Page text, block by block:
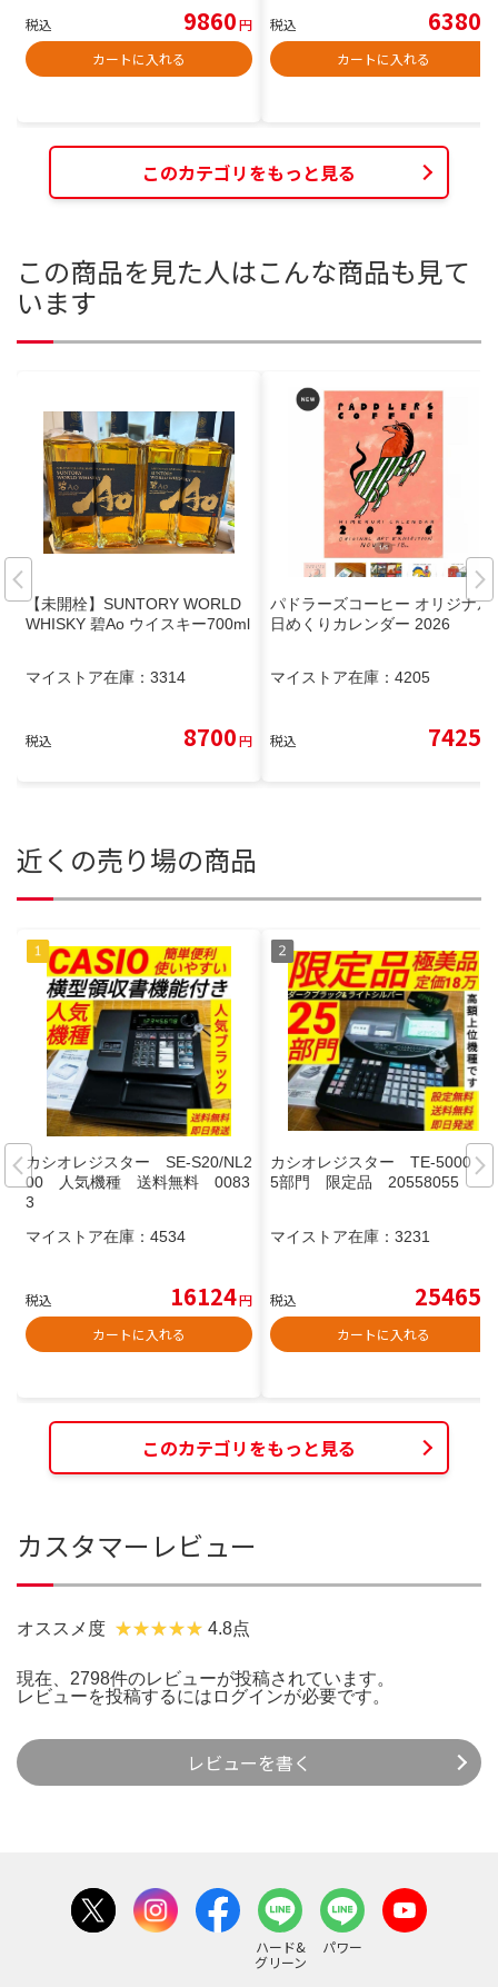
税込 9860円
カートに入れる
税込 6380
カートに入れる
このカテゴリをもっと見る
この商品を見た人はこんな商品も見て
います
【未開栓】SUNTORY WORLD
WHISKY 碧Ao ウイスキー700ml
マイストア在庫： 3314
税込 8700円
パドラーズコーヒー オリジナル
日めくりカレンダー 2026
マイストア在庫： 4205
税込 7425
近くの売り場の商品
カシオレジスター SE-S20/NL2
00 人気機種 送料無料 0083
3
マイストア在庫： 4534
税込 16124円
カートに入れる
カシオレジスター TE-5000 2
5部門 限定品 20558055
マイストア在庫： 3231
税込 25465
カートに入れる
このカテゴリをもっと見る
カスタマーレビュー
オススメ度 4.8点
現在、2798件のレビューが投稿されています。
レビューを投稿するには ログインが必要です。
レビューを書く
ハード&
グリーン
パワー